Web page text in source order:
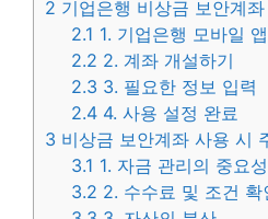
2 기업은행 비상금 보안계
2.1 1. 기업은행 모바일
2.2 2. 계좌 개설하기
2.3 3. 필요한 정보 입력
2.4 4. 사용 설정 완료
3 비상금 보안계좌 사용 시
3.1 1. 자금 관리의 중요성
3.2 2. 수수료 및 조건 확